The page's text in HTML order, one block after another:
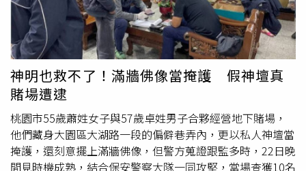
舞》的鐵粉，先前首次看到現場演出時還感動到哭，更大
讚：「裡面最棒的橋段是女舞者越穿越辣，上一次直接穿比
基尼在跳，比以前震撼度再高一點。」而IVI琦琦則是第一
次看現場版《火焰之舞》，但她曾看過DVD，學舞蹈的她表
示此次能看到現場表演感到很激動，笑說：「過年跟家人回
鄉下，跟家人說我一定要趕回來看。」6度來台演出的《火
焰之舞》，此次更將首度前進屏東演出。（攝影／林士傑）
6度來台演出的《火焰之舞》，此次更是25周年巡演，除
今、明兩天在台北小巨蛋共有四場演出外，這次更將首度前
進屏東，完成踏響全台的任務，購票請洽寬宏。
神明也救不了！滿牆佛像當掩護 假神壇真
賭場遭逮
桃園市55歲蕭姓女子與57歲卓姓男子合夥經營地下賭場，
他們藏身大園區大湖路一段的偏僻巷弄內，更以私人神壇當
掩護，還刻意擺上滿牆佛像，但警方蒐證跟監多時，22日晚
間見時機成熟，結合保安警察大隊一同攻堅，當場查獲10名